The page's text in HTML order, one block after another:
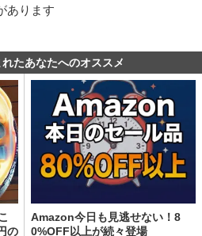
あります
たあなたへのオススメ
の
Amazon今日も見逃せない！8
0%OFF以上が続々登場